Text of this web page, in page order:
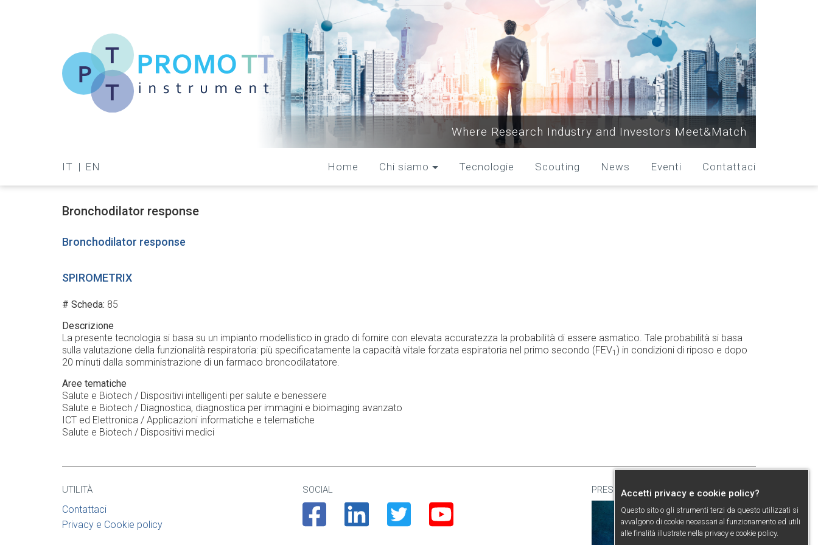
TT
Where Research Industry and Investors Meet&Match
IT EN Home Chi siamo Tecnologie Scouting News Eventi Contattaci
Bronchodilator response
Bronchodilator response
SPIROMETRIX
# Scheda 85
Descrizione
La presente tecnologia si basa su un impianto modellistico in grado di fornire con elevata accuratezza la probabilità di essere asmatico. Tale probabilità si basa
sulla valutazione della funzionalità respiratoria: più specificatamente la capacità vitale forzata espiratoria nel primo secondo (FEV1 ) in condizioni di riposo e dopo
20 minuti dalla somministrazione di un farmaco broncodilatatore.
Aree tematiche
Salute e Biotech / Dispositivi intelligenti per salute e benessere
Salute e Biotech / Diagnostica, diagnostica per immagini e bioimaging avanzato
ICT ed Elettronica / Applicazioni informatiche e telematiche
Salute e Biotech / Dispositivi medici
UTILITÀ
Contattaci
Privacy e Cookie policy
SOCIAL
FacebookLinkedin Twitter Youtube
PRESENTAZIONE
Accetti privacy e cookie policy?
Questo sito o gli strumenti terzi da questo utilizzati si
avvalgono di cookie necessari al funzionamento ed utili
alle finalità illustrate nella privacy e cookie policy.